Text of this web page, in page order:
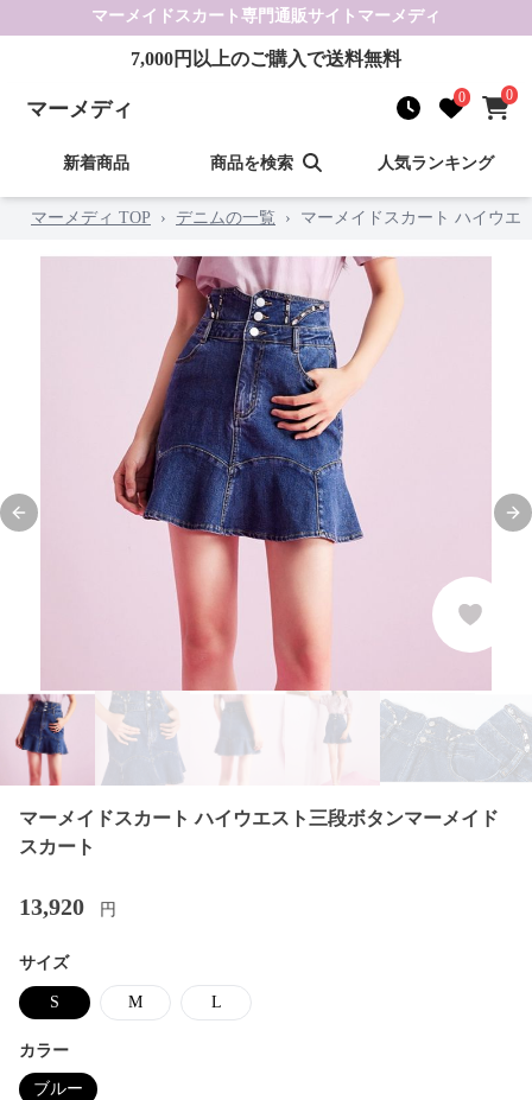
マーメイドスカート 専門通販サイト マーメディ
7,000円以上のご購入で送料無料
マーメディ 0 0
新着商品 商品を検索 人気ランキング
マーメディ TOP › デニムの一覧 › マーメイドスカート ハイウエ
Previous slide
マーメイドスカート ハイウエスト三段ボタンマーメイド
スカート
13,920 円
サイズ
S M L
カラー
ブルー